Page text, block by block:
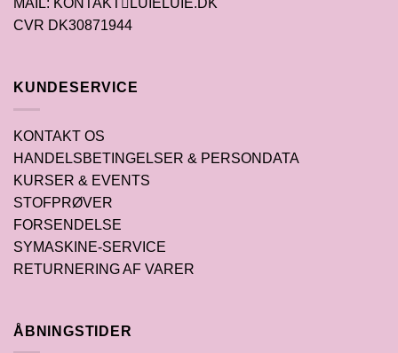
MAIL: KONTAKTLUIELUIE.DK
CVR DK30871944
KUNDESERVICE
KONTAKT OS
HANDELSBETINGELSER & PERSONDATA
KURSER & EVENTS
STOFPRØVER
FORSENDELSE
SYMASKINE-SERVICE
RETURNERING AF VARER
ÅBNINGSTIDER